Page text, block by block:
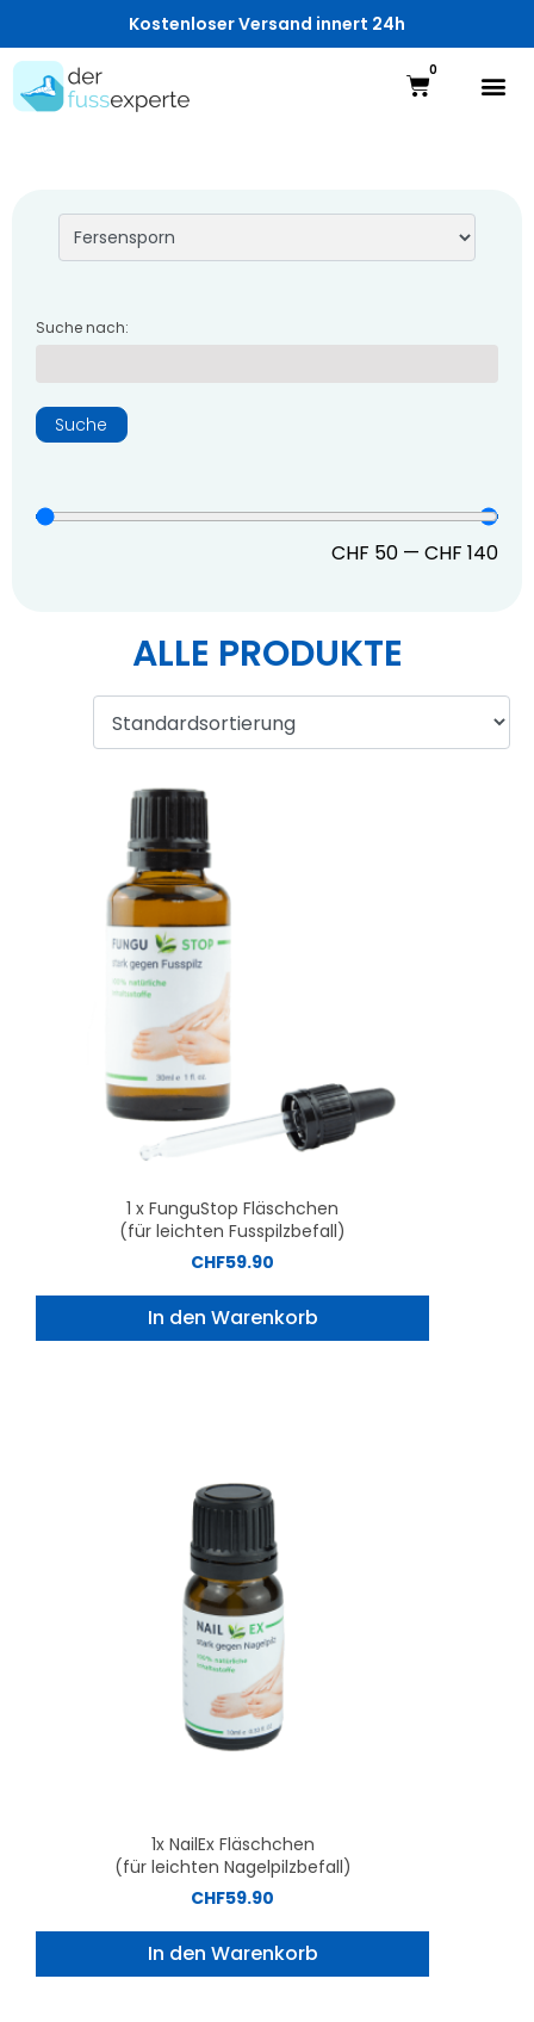
Kostenloser Versand innert 24h
0
ALLE PRODUKTE
1 x FunguStop Fläschchen
(für leichten Fusspilzbefall)
CHF59.90
In den Warenkorb
1x NailEx Fläschchen
(für leichten Nagelpilzbefall)
CHF59.90
In den Warenkorb
Suche nach:
Suche
CHF 50 — CHF 140